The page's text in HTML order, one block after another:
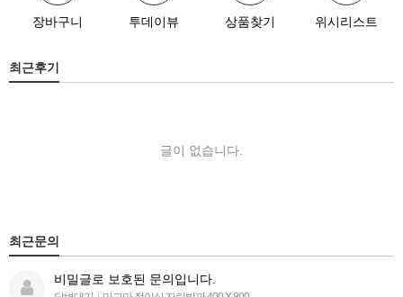
장바구니 투데이뷰 상품찾기 위시리스트
최근후기
글이 없습니다.
최근문의
비밀글로 보호된 문의입니다.